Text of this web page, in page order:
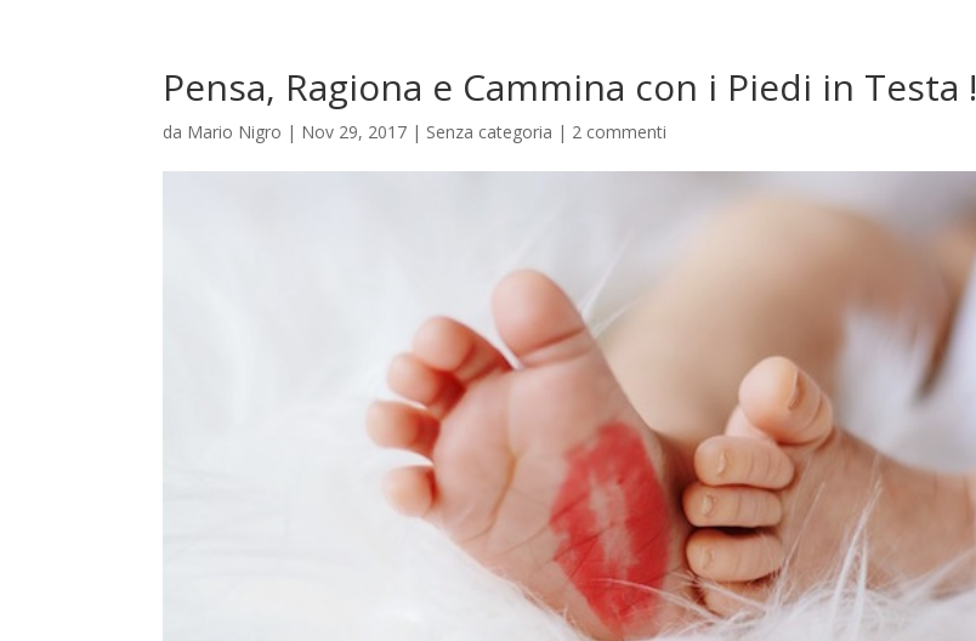
Pensa, Ragiona e Cammina con i Piedi in Testa !
da Mario Nigro | Nov 29, 2017 | Senza categoria | 2 commenti